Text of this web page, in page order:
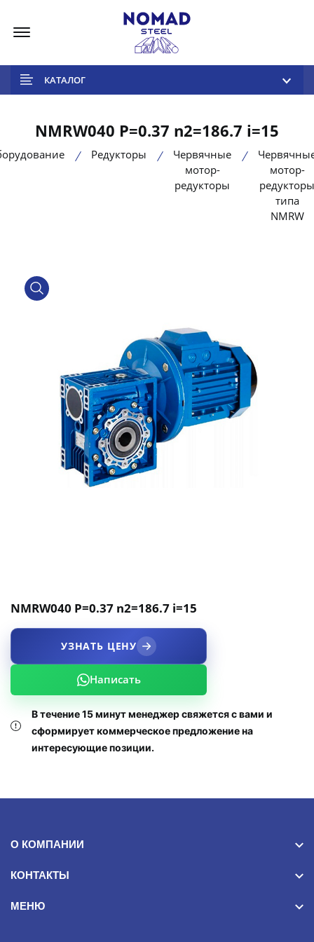
КАТАЛОГ
NMRW040 P=0.37 n2=186.7 i=15
Редукторы
Червячные
мотор-
редукторы
мотор-
редукторы
типа
NMRW
product view
NMRW040 P=0.37 n2=186.7 i=15
УЗНАТЬ ЦЕНУ
Написать
В течение 15 минут менеджер свяжется с вами и
сформирует коммерческое предложение на
интересующие позиции.
О КОМПАНИИ
КОНТАКТЫ
МЕНЮ